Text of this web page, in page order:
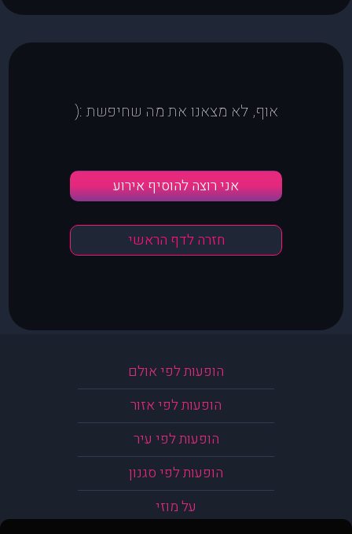
אוף, לא מצאנו את מה שחיפשת :(
אני רוצה להוסיף אירוע
חזרה לדף הראשי
הופעות לפי אולם
הופעות לפי אזור
הופעות לפי עיר
הופעות לפי סגנון
על מוזי